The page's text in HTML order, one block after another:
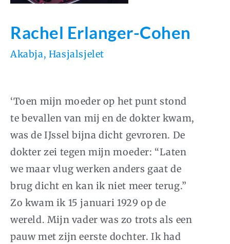
Rachel Erlanger-Cohen
Akabja, Hasjalsjelet
‘Toen mijn moeder op het punt stond
te bevallen van mij en de dokter kwam,
was de IJssel bijna dicht gevroren. De
dokter zei tegen mijn moeder: “Laten
we maar vlug werken anders gaat de
brug dicht en kan ik niet meer terug.”
Zo kwam ik 15 januari 1929 op de
wereld. Mijn vader was zo trots als een
pauw met zijn eerste dochter. Ik had